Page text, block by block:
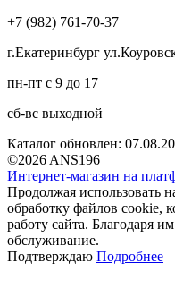
+7 (982) 761-70-37
г.Екатеринбург
пн-пт с 9 до 17
сб-вс выходной
Каталог обновлен:
©2026 ANS196
Интернет-магазин на
Продолжая использовать
обработку файлов cookie,
работу сайта. Благодаря
обслуживание.
Подтверждаю Подробнее